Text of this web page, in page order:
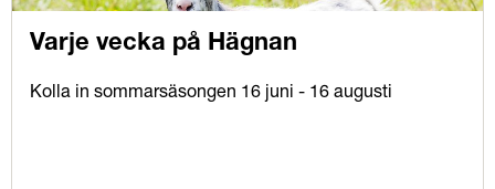
Varje vecka på Hägnan
Kolla in sommarsäsongen 16 juni - 16 augusti